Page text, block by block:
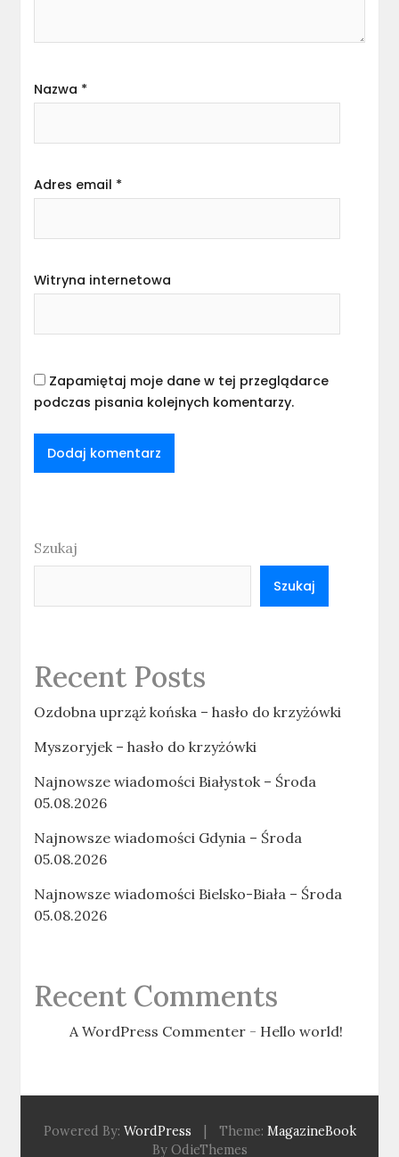
Nazwa *
Adres email *
Witryna internetowa
Zapamiętaj moje dane w tej przeglądarce
podczas pisania kolejnych komentarzy.
Szukaj
Szukaj
Recent Posts
Ozdobna uprząż końska – hasło do krzyżówki
Myszoryjek – hasło do krzyżówki
Najnowsze wiadomości Białystok – Środa
05.08.2026
Najnowsze wiadomości Gdynia – Środa
05.08.2026
Najnowsze wiadomości Bielsko-Biała – Środa
05.08.2026
Recent Comments
A WordPress Commenter - Hello world!
Powered By: WordPress Theme: MagazineBook
By OdieThemes